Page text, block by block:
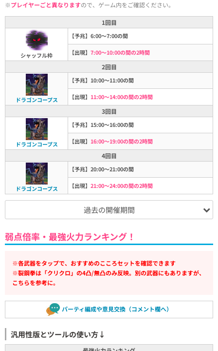
※プレイヤーごと異なりますので、ゲーム内をご確認ください。
1回目
シャッフル枠
【予兆】6:00～7:00の間
【出現】 7:00～10:00の間の2時間
2回目
ドラゴンコープス
【予兆】10:00～11:00の間
【出現】 11:00～14:00の間の2時間
3回目
ドラゴンコープス
【予兆】15:00～16:00の間
【出現】 16:00～19:00の間の2時間
4回目
ドラゴンコープス
【予兆】20:00～21:00の間
【出現】 21:00～24:00の間の2時間
過去の開催期間
弱点倍率・最強火力ランキング！
※各武器をタップで、おすすめのこころセットを確認できます
※裂鋼拳は「クリクロ」の4凸/無凸のみ反映。別の武器にもありますが、
こちらを参考に。
パーティ編成や意見交換（コメント欄へ）
汎用性版とツールの使い方↓